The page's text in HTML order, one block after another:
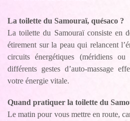
La toilette du Samouraï, quésaco ?
La toilette du Samouraï consiste en
étirement sur la peau qui relancent
circuits énergétiques (méridiens
différents gestes d’auto-massage
votre énergie vitale.
Quand pratiquer la toilette du
Le matin pour vous mettre en route,